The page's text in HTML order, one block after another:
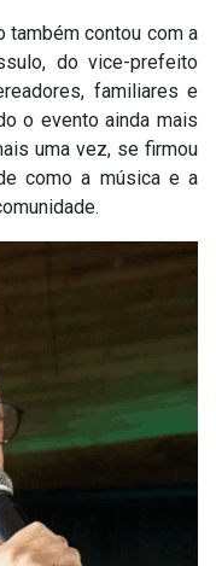
também contou com a
do vice-prefeito
familiares e
o evento ainda mais
uma vez, se firmou
como a música e a